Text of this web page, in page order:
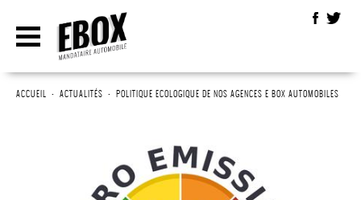
ACCUEIL • ACTUALITÉS • POLITIQUE ECOLOGIQUE DE NOS AGENCES E BOX AUTOMOBILES